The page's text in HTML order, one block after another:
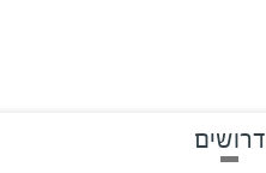
דרושים